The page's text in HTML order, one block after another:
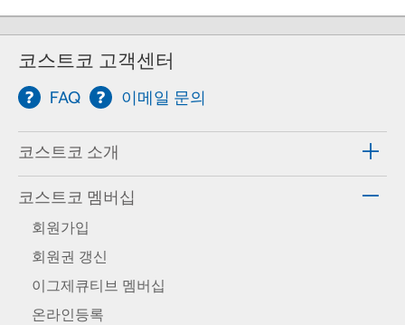
코스트코 고객센터
FAQ 이메일 문의
코스트코 소개
코스트코 멤버십
회원가입
회원권 갱신
이그제큐티브 멤버십
온라인등록